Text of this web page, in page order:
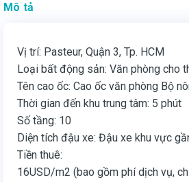
Mô tả
Vị trí: Pasteur, Quận 3, Tp. HCM
Loại bất động sản: Văn phòng cho
Tên cao ốc: Cao ốc văn phòng Bộ
Thời gian đến khu trung tâm: 5 phút
Số tầng: 10
Diện tích đậu xe: Đậu xe khu vực
Tiền thuê:
16USD/m2 (bao gồm phí dịch vụ,